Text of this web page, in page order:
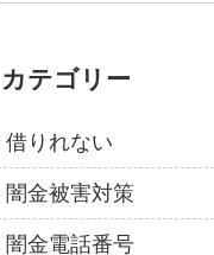
カテゴリー
借りれない
闇金被害対策
闇金電話番号